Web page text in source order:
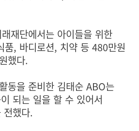
재단에서는 아이들을 위한
품, 바디로션, 치약 등 480만원
했다.
동을 준비한 김태순 ABO는
되는 일을 할 수 있어서
했다.